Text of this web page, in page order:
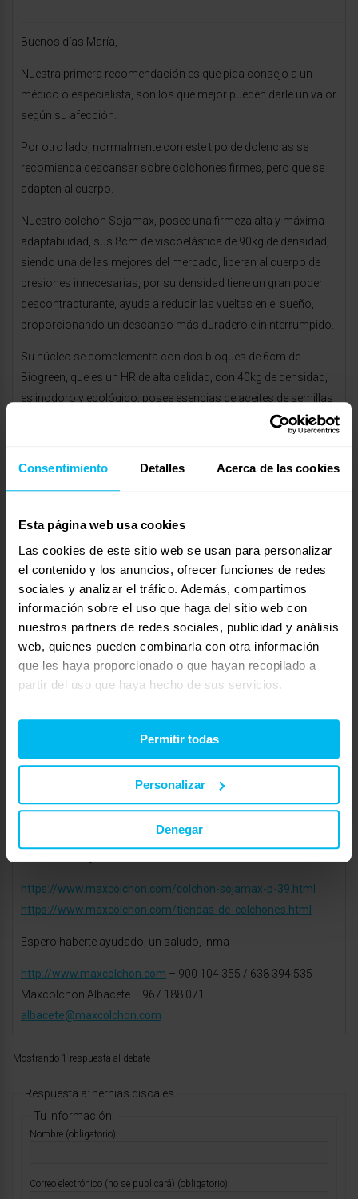
Consentimiento Detalles Acerca de las cookies
Esta página web usa cookies
Las cookies de este sitio web se usan para personalizar
el contenido y los anuncios, ofrecer funciones de redes
sociales y analizar el tráfico. Además, compartimos
información sobre el uso que haga del sitio web con
nuestros partners de redes sociales, publicidad y análisis
web, quienes pueden combinarla con otra información
que les haya proporcionado o que hayan recopilado a
partir del uso que haya hecho de sus servicios.
Permitir todas
Personalizar
Denegar
Buenos días María,
Nuestra primera recomendación es que pida consejo a un
médico o especialista, son los que mejor pueden darle un valor
según su afección.
Por otro lado, normalmente con este tipo de dolencias se
recomienda descansar sobre colchones firmes, pero que se
adapten al cuerpo.
Nuestro colchón Sojamax, posee una firmeza alta y máxima
adaptabilidad, sus 8cm de viscoelástica de 90kg de densidad,
siendo una de las mejores del mercado, liberan al cuerpo de
presiones innecesarias, por su densidad tiene un gran poder
descontracturante, ayuda a reducir las vueltas en el sueño,
proporcionando un descanso más duradero e ininterrumpido.
Su núcleo se complementa con dos bloques de 6cm de
Biogreen, que es un HR de alta calidad, con 40kg de densidad,
es inodoro y ecológico, posee esencias de aceites de semillas
con propiedades relajantes y antiestrés. Mantendrán la dureza
excelente si buscamos todavía mayor adaptabilidad y
comodidad en el descanso.
Su acolchado superior de 2.5cm en Supersuave, es una fibra
con una increíble suavidad que proporciona una acogida al
cuerpo gradual para una mayor relajación de los músculos. Y
su tejido superior Strech, es suave y elástico por lo que
favorece los movimientos en el descanso, en la composición
destaca un 22%viscosa, que es una fibra de origen vegetal que
En Maxcolchon ofrecemos una garantía de satisfacción, que
quieres probarlo en persona visita una de nuestras tiendas, un
profesional del descanso estará encantado de asesorarte, te
facilito también el link, por si deseas consultar que tienda está
https://www.maxcolchon.com/colchon-sojamax-p-39.html
https://www.maxcolchon.com/tiendas-de-colchones.html
Espero haberte ayudado, un saludo, Inma
http://www.maxcolchon.com – 900 104 355 / 638 394 535
Maxcolchon Albacete – 967 188 071 –
albacete@maxcolchon.com
Mostrando 1 respuesta al debate
Respuesta a: hernias discales
Tu información:
Nombre (obligatorio):
Correo electrónico (no se publicará) (obligatorio):